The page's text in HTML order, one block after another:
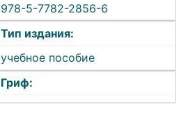
978-5-7782-2856-6
Тип издания:
учебное пособие
Гриф: